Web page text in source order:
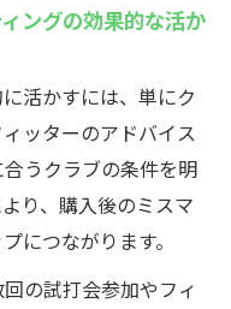
ングの効果的な活か
活かすには、単にク
ッターのアドバイス
うクラブの条件を明
り、購入後のミスマ
につながります。
の試打会参加やフィ